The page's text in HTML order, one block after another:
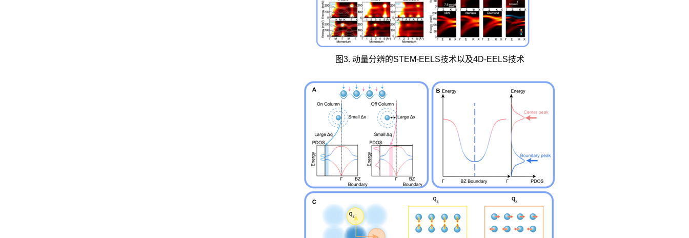
图3. 动量分辨的STEM-EELS技术以及4D-EELS技术